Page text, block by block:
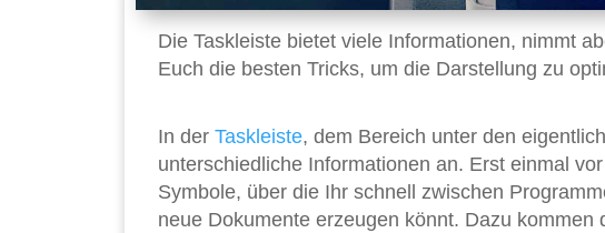
Die Taskleiste bietet viele Informationen, nimmt
Euch die besten Tricks, um die Darstellung zu
In der Taskleiste, dem Bereich unter den
unterschiedliche Informationen an. Erst einmal
Symbole, über die Ihr schnell zwischen
neue Dokumente erzeugen könnt. Dazu